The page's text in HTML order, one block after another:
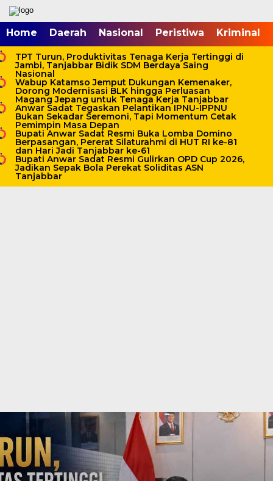
mgid.com, 522897, DIRECT, d4c29acad76ce94f
Home Daerah Nasional Peristiwa Kriminal
TPT Turun, Produktivitas Tenaga Kerja Tertinggi di
Jambi, Tanjabbar Bidik SDM Berdaya Saing
Nasional
Wabup Katamso Jemput Dukungan Kemenaker,
Dorong Modernisasi BLK hingga Perluasan
Magang Jepang untuk Tenaga Kerja Tanjabbar
Anwar Sadat Tegaskan Pelantikan IPNU-IPPNU
Bukan Sekadar Seremoni, Tapi Momentum Cetak
Pemimpin Masa Depan
Bupati Anwar Sadat Resmi Buka Lomba Domino
Berpasangan, Pererat Silaturahmi di HUT RI ke-81
dan Hari Jadi Tanjabbar ke-61
Bupati Anwar Sadat Resmi Gulirkan OPD Cup 2026,
Jadikan Sepak Bola Perekat Soliditas ASN
Tanjabbar